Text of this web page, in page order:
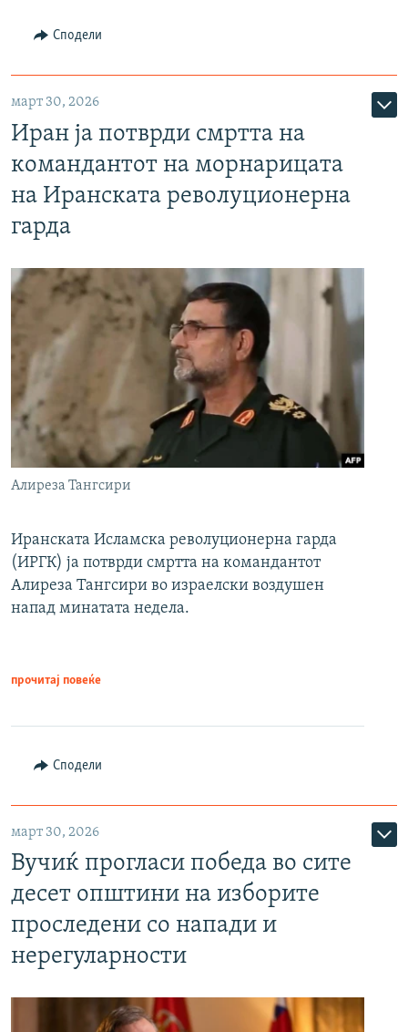
Сподели
март 30, 2026
Иран ја потврди смртта на
командантот на морнарицата
на Иранската револуционерна
гарда
Алиреза Тангсири
Иранската Исламска револуционерна гарда
(ИРГК) ја потврди смртта на командантот
Алиреза Тангсири во израелски воздушен
напад минатата недела.
прочитај повеќе
Сподели
март 30, 2026
Вучиќ прогласи победа во сите
десет општини на изборите
проследени со напади и
нерегуларности